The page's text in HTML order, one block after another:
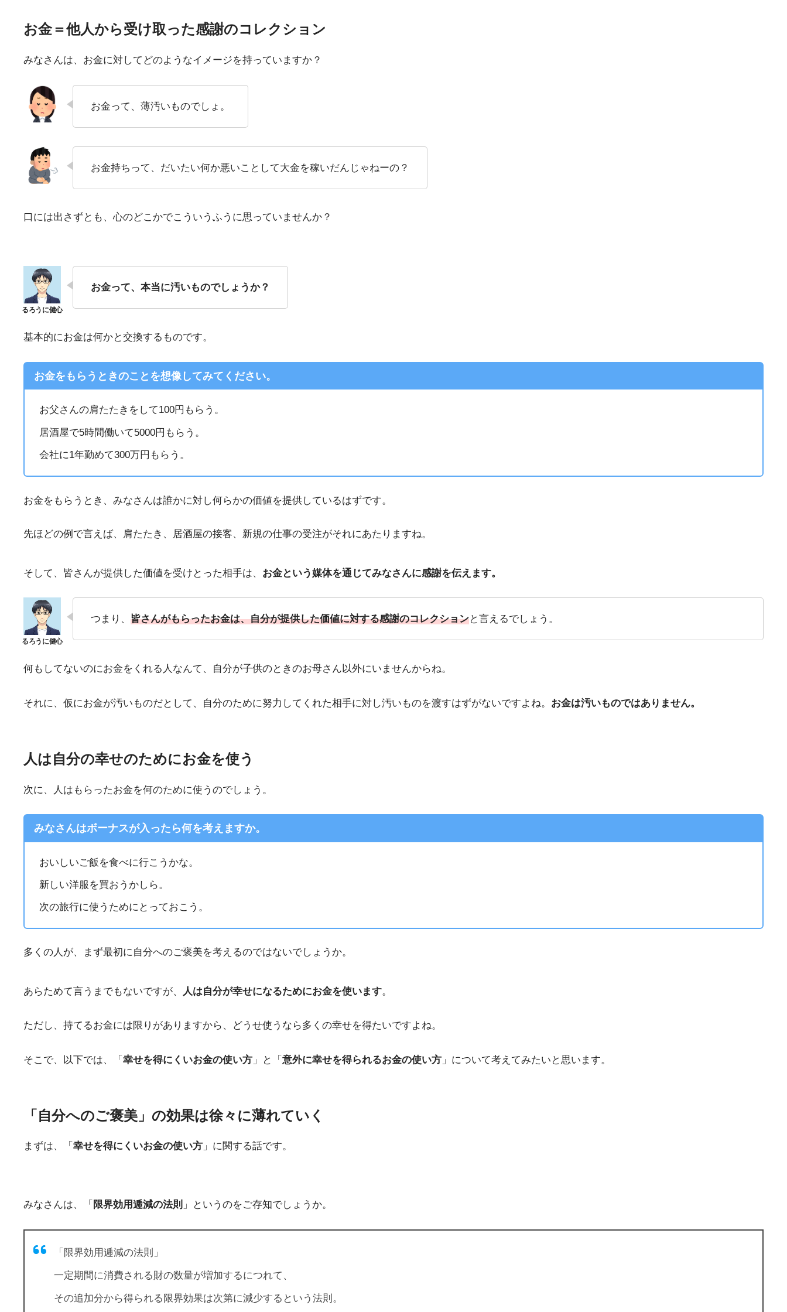
お金＝他人から受け取った感謝のコレクション
みなさんは、お金に対してどのようなイメージを持っていますか？
お金って、薄汚いものでしょ。
お金持ちって、だいたい何か悪いことして大金を稼いだんじゃねーの？
口には出さずとも、心のどこかでこういうふうに思っていませんか？
お金って、本当に汚いものでしょうか？
基本的にお金は何かと交換するものです。
お金をもらうときのことを想像してみてください。
お父さんの肩たたきをして100円もらう。
居酒屋で5時間働いて5000円もらう。
会社に1年勤めて300万円もらう。
お金をもらうとき、みなさんは誰かに対し何らかの価値を提供しているはずです。
先ほどの例で言えば、肩たたき、居酒屋の接客、新規の仕事の受注がそれにあたりますね。
そして、皆さんが提供した価値を受けとった相手は、 お金という媒体を通じてみなさんに感謝を伝えます。
つまり、 皆さんがもらったお金は、自分が提供した価値に対する感謝のコレクションと言えるでしょう。
何もしてないのにお金をくれる人なんて、自分が子供のときのお母さん以外にいませんからね。
それに、仮にお金が汚いものだとして、自分のために努力してくれた相手に対し汚いものを渡すはずがないですよね。 お金は汚いものではありません。
人は自分の幸せのためにお金を使う
次に、人はもらったお金を何のために使うのでしょう。
みなさんはボーナスが入ったら何を考えますか。
おいしいご飯を食べに行こうかな。
新しい洋服を買おうかしら。
次の旅行に使うためにとっておこう。
多くの人が、まず最初に自分へのご褒美を考えるのではないでしょうか。
あらためて言うまでもないですが、 人は自分が幸せになるためにお金を使います。
ただし、持てるお金には限りがありますから、どうせ使うなら多くの幸せを得たいですよね。
そこで、以下では、「 幸せを得にくいお金の使い方 」と「 意外に幸せを得られるお金の使い方 」について考えてみたいと思います。
「自分へのご褒美」の効果は徐々に薄れていく
まずは、「 幸せを得にくいお金の使い方 」に関する話です。
みなさんは、「 限界効用逓減の法則 」というのをご存知でしょうか。
「限界効用逓減の法則」
一定期間に消費される財の数量が増加するにつれて、
その追加分から得られる限界効果は次第に減少するという法則。